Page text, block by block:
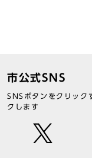
市公式SNS
SNSボタンをクリック
クします